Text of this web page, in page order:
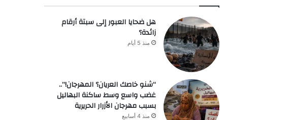
هل ضحايا العبور إلى سبتة أرقام
زائدة؟
منذ 5 أيام
“شنو خاصك العريان؟ المهرجان!”..
غضب واسع وسط ساكنة البهاليل
بسبب مهرجان الأزرار الحريرية
منذ 4 أسابيع